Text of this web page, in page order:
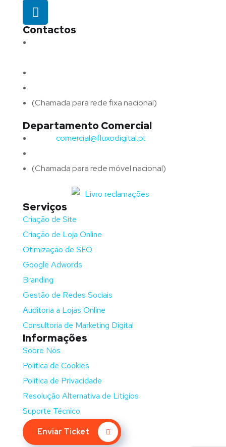
Contactos
(Chamada para rede fixa nacional)
Departamento Comercial
comercial@fluxodigital.pt
(Chamada para rede móvel nacional)
Serviços
Criação de Site
Criação de Loja Online
Otimização de SEO
Google Adwords
Branding
Gestão de Redes Sociais
Auditoria a Lojas Online
Consultoria de Marketing Digital
Informações
Sobre Nós
Política de Cookies
Política de Privacidade
Resolução Alternativa de Litígios
Suporte Técnico
Enviar Ticket